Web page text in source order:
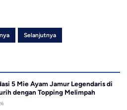
Selanjutnya
5 Mie Ayam Jamur Legendaris di
dengan Topping Melimpah